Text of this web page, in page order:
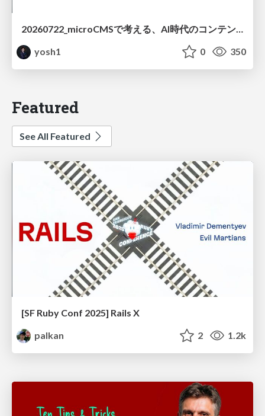
20260722_microCMSで考える、AI時代のコンテンツ運用設計
yosh1
0 350
Featured
See All Featured
[SF Ruby Conf 2025] Rails X
palkan
2 1.2k